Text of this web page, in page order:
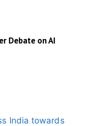
Debate on AI